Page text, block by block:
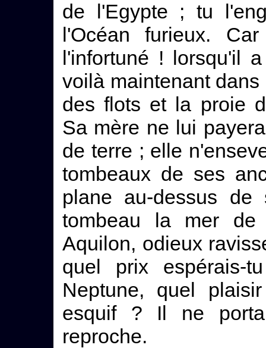
de l'Egypte ; tu
l'Océan furieux.
l'infortuné ! lorsqu'il
voilà maintenant
des flots et la proie
Sa mère ne lui
de terre ; elle
tombeaux de ses
plane au-dessus
tombeau la mer de
Aquilon, odieux
quel prix
Neptune, quel
esquif ? Il ne
reproche.